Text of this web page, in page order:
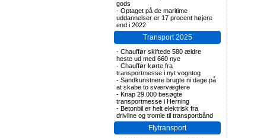
gods
- Optaget på de maritime
uddannelser er 17 procent højere
end i 2022
Transport 2025
- Chauffør skiftede 580 ældre
heste ud med 660 nye
- Chauffør kørte fra
transportmesse i nyt vogntog
- Sandkunstnere brugte ni dage på
at skabe to sværvægtere
- Knap 29.000 besøgte
transportmesse i Herning
- Betonbil er helt elektrisk fra
drivline og tromle til transportbånd
Flytransport